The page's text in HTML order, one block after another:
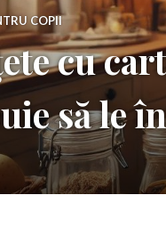
COPII
cu
să le